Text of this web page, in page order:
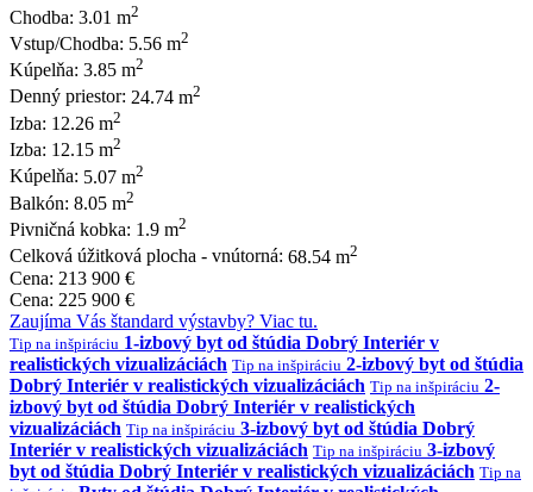
Chodba: 3.01 m2
Vstup/Chodba: 5.56 m2
Kúpelňa: 3.85 m2
Denný priestor: 24.74 m2
Izba: 12.26 m2
Izba: 12.15 m2
Kúpelňa: 5.07 m2
Balkón: 8.05 m2
Pivničná kobka: 1.9 m2
Celková úžitková plocha - vnútorná: 68.54 m2
Cena: 213 900 €
Cena: 225 900 €
Zaujíma Vás štandard výstavby? Viac tu.
Tip na inšpiráciu 1-izbový byt od štúdia Dobrý Interiér v
realistických vizualizáciách Tip na inšpiráciu 2-izbový byt od štúdia
Dobrý Interiér v realistických vizualizáciách Tip na inšpiráciu 2-
izbový byt od štúdia Dobrý Interiér v realistických
vizualizáciách Tip na inšpiráciu 3-izbový byt od štúdia Dobrý
Interiér v realistických vizualizáciách Tip na inšpiráciu 3-izbový
byt od štúdia Dobrý Interiér v realistických vizualizáciách Tip na